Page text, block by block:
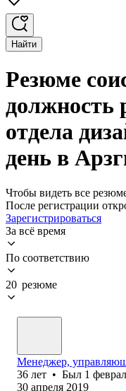
Найти
Резюме
должность
отдела
день в
Чтобы видеть все
После регистрации
Зарегистрироваться
За всё время
По соответствию
20 резюме
Менеджер,
36 лет • Был 1
30 апреля 2019